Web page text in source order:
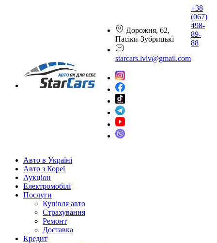
Дорожня, 62,
Пасіки-Зубрицькі
starcars.lviv@gmail.com
+38
(067)
498-
89-
88
Авто в Україні
Авто з Кореї
Аукціон
Електромобілі
Послуги
Купівля авто
Страхування
Ремонт
Доставка
Кредит